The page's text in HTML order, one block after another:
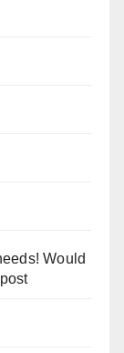
Would